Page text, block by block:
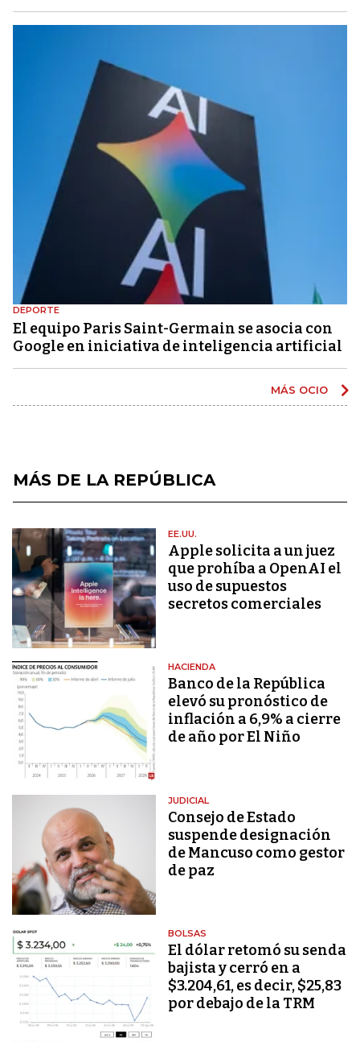
DEPORTE
El equipo Paris Saint-Germain se asocia con
Google en iniciativa de inteligencia artificial
MÁS OCIO
MÁS DE LA REPÚBLICA
EE.UU.
Apple solicita a un juez
que prohíba a OpenAI el
uso de supuestos
secretos comerciales
HACIENDA
Banco de la República
elevó su pronóstico de
inflación a 6,9% a cierre
de año por El Niño
JUDICIAL
Consejo de Estado
suspende designación
de Mancuso como gestor
de paz
BOLSAS
El dólar retomó su senda
bajista y cerró en a
$3.204,61, es decir, $25,83
por debajo de la TRM